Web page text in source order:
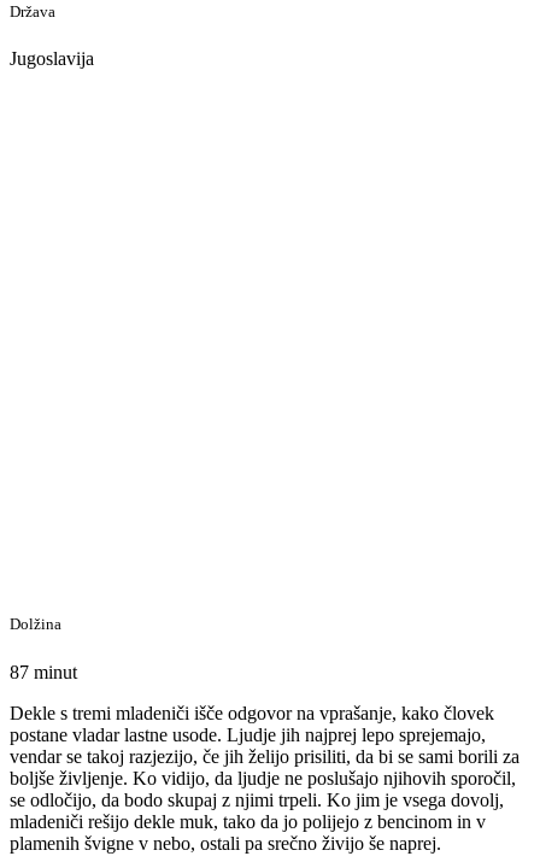
Država
Jugoslavija
Dolžina
87 minut
Dekle s tremi mladeniči išče odgovor na vprašanje, kako človek
postane vladar lastne usode. Ljudje jih najprej lepo sprejemajo,
vendar se takoj razjezijo, če jih želijo prisiliti, da bi se sami borili za
boljše življenje. Ko vidijo, da ljudje ne poslušajo njihovih sporočil,
se odločijo, da bodo skupaj z njimi trpeli. Ko jim je vsega dovolj,
mladeniči rešijo dekle muk, tako da jo polijejo z bencinom in v
plamenih švigne v nebo, ostali pa srečno živijo še naprej.